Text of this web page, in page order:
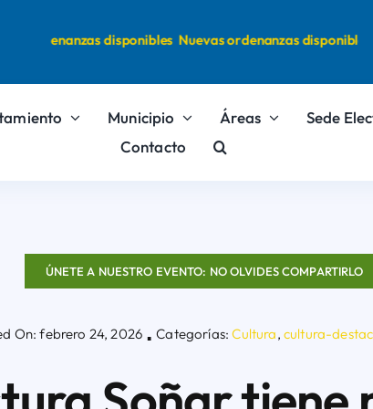
ordenanzas disponibles Nuevas ordenanzas disponibles
Municipio Áreas
Sede
Contacto
ÚNETE A NUESTRO EVENTO: NO OLVIDES COMPARTIRLO
On: febrero 24, 2026 ▪ Categorías:Cultura, cultura-